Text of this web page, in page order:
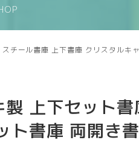
ール書庫 上下書庫 クリスタルキ
上下セット書
ト書庫 両開き